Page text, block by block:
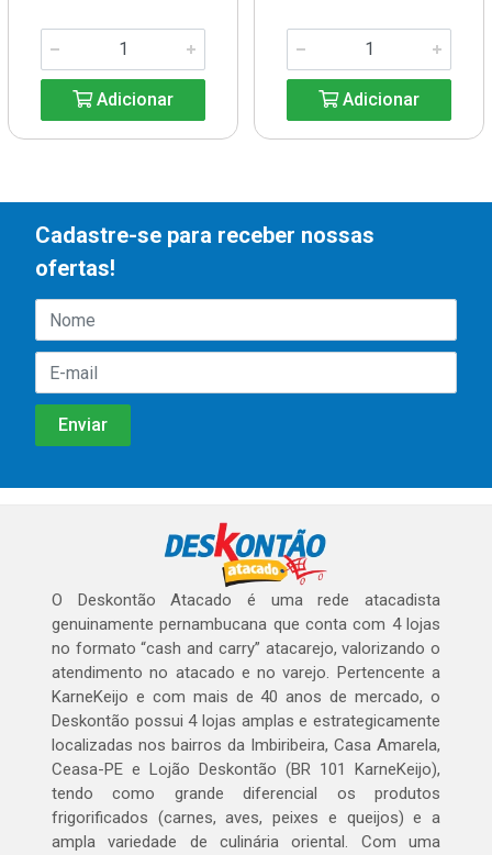
Adicionar Adicionar
Cadastre-se para receber nossas
ofertas!
O Deskontão Atacado é uma rede atacadista
genuinamente pernambucana que conta com 4 lojas
no formato “cash and carry” atacarejo, valorizando o
atendimento no atacado e no varejo. Pertencente a
KarneKeijo e com mais de 40 anos de mercado, o
Deskontão possui 4 lojas amplas e estrategicamente
localizadas nos bairros da Imbiribeira, Casa Amarela,
Ceasa-PE e Lojão Deskontão (BR 101 KarneKeijo),
tendo como grande diferencial os produtos
frigorificados (carnes, aves, peixes e queijos) e a
ampla variedade de culinária oriental. Com uma